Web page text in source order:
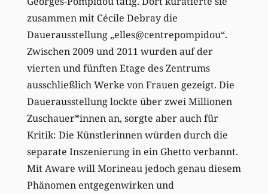
zusammen mit Cécile Debray die
Dauerausstellung „elles@centrepompidou“.
Zwischen 2009 und 2011 wurden auf der
vierten und fünften Etage des Zentrums
ausschließlich Werke von Frauen gezeigt. Die
Dauerausstellung lockte über zwei Millionen
Zuschauer*innen an, sorgte aber auch für
Kritik: Die Künstlerinnen würden durch die
separate Inszenierung in ein Ghetto verbannt.
Mit Aware will Morineau jedoch genau diesem
Phänomen entgegenwirken und